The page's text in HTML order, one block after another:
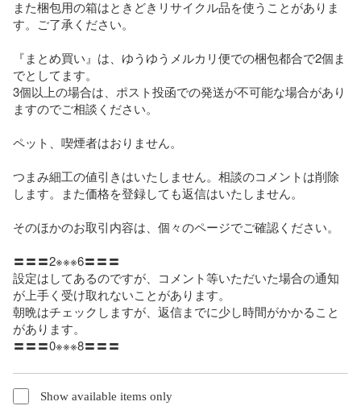
また梱包用の箱はときどきリサイクル品を使うことがありま
す。ご了承ください。
『まとめ買い』は、ゆうゆうメルカリ便での梱包都合で2個ま
でとしてます。
3個以上の場合は、ポスト投函での発送が不可能な場合があり
ますのでご相談ください。
ペット、喫煙者はおりません。
つまみ細工の値引きはいたしません。相談のコメントは削除
します。また価格を登録しても返信はいたしません。
そのほかのお取引内容は、個々のページでご確認ください。
〓〓〓2※※※6〓〓〓
設定はしてあるのですが、コメント等いただいた場合の通知
が上手く受け取れないことがあります。
朝晩はチェックしますが、返信までに少し時間がかかること
があります。
〓〓〓0※※※8〓〓〓
Show available items only